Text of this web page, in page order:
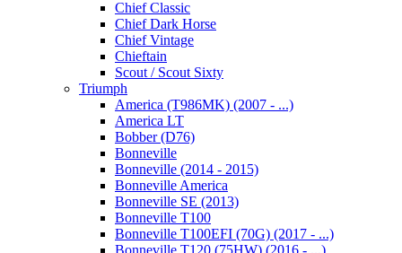
Chief Classic
Chief Dark Horse
Chief Vintage
Chieftain
Scout / Scout Sixty
Triumph
America (T986MK) (2007 - ...)
America LT
Bobber (D76)
Bonneville
Bonneville (2014 - 2015)
Bonneville America
Bonneville SE (2013)
Bonneville T100
Bonneville T100EFI (70G) (2017 - ...)
Bonneville T120 (75HW) (2016 - ...)